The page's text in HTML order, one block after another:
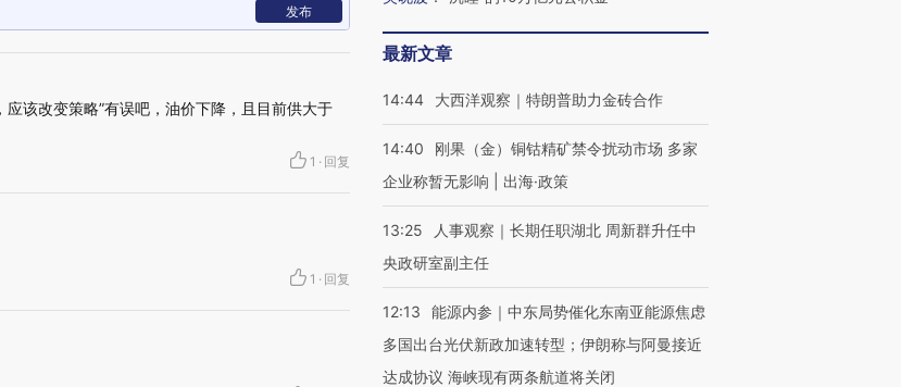
发布
该改变策略”有误吧，油价下降，且目前供大于
1 · 回复
1 · 回复
最新文章
14:44 大西洋观察｜特朗普助力金砖合作
14:40
刚果（金）铜钴精矿禁令扰动市场 多家
企业称暂无影响 | 出海·政策
13:25
人事观察｜长期任职湖北 周新群升任中
央政研室副主任
12:13
能源内参｜中东局势催化东南亚能源焦虑
多国出台光伏新政加速转型；伊朗称与阿曼接近
达成协议 海峡现有两条航道将关闭